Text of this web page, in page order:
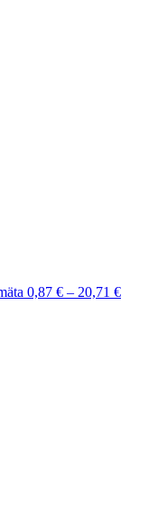
0,87 € – 20,71 €Price